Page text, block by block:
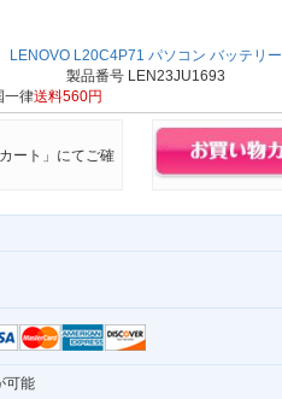
LENOVO L20C4P71 パソコン バッテリー
製品番号 LEN23JU1693
一律送料560円
ート」にてご確
可能